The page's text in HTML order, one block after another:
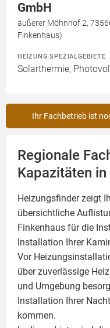
GmbH
äußerer Möhnhof 2,
Finkenhaus)
HEIZUNG SPEZIALGEBIETE
Solarthermie,
Ihr Fachbetrieb ist
Regionale
Kapazitäten
Heizungsfinder zeigt
übersichtliche
Finkenhaus für die
Installation Ihrer
Vor
über zuverlässige
und Umgebung
Installation Ihrer
kommen.